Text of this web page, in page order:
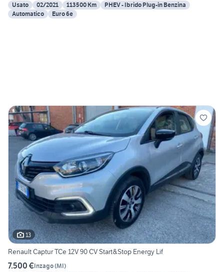
Usato
02/2021 113500 Km
PHEV - Ibrido Plug-in Benzina
Automatico
Euro 6e
13
Renault Captur TCe 12V 90 CV Start&Stop Energy Lif
7.500 €Inzago(MI)